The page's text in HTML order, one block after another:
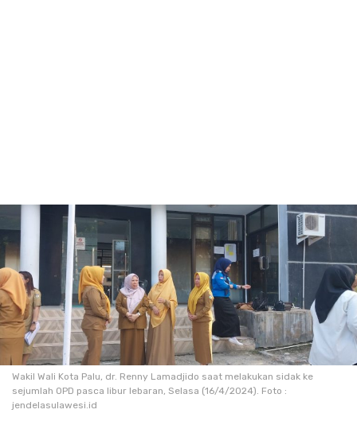
Wakil Wali Kota Palu, dr. Renny Lamadjido saat melakukan sidak ke
sejumlah OPD pasca libur lebaran, Selasa (16/4/2024). Foto :
jendelasulawesi.id